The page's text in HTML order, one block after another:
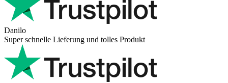
Danilo
Super schnelle Lieferung und tolles Produkt